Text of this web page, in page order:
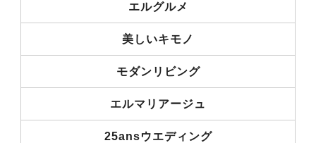
エルグルメ
美しいキモノ
モダンリビング
エルマリアージュ
25ansウエディング